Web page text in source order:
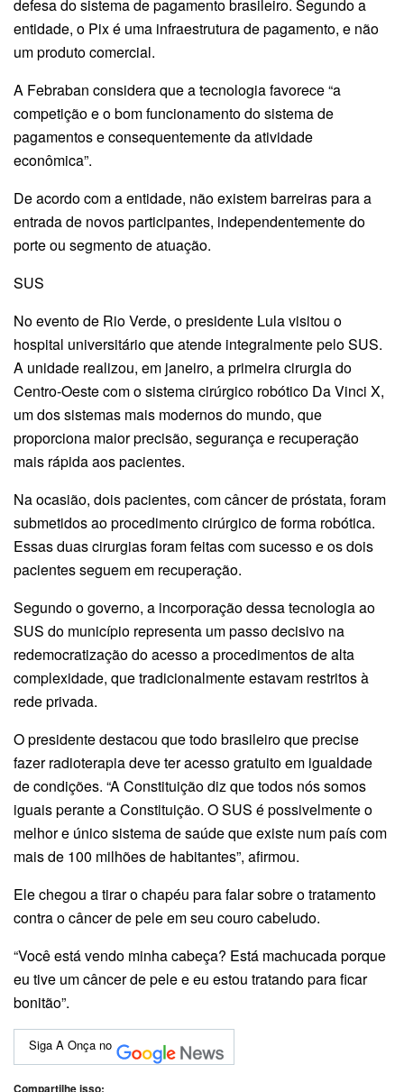
defesa do sistema de pagamento brasileiro. Segundo a
entidade, o Pix é uma infraestrutura de pagamento, e não
um produto comercial.
A Febraban considera que a tecnologia favorece “a
competição e o bom funcionamento do sistema de
pagamentos e consequentemente da atividade
econômica”.
De acordo com a entidade, não existem barreiras para a
entrada de novos participantes, independentemente do
porte ou segmento de atuação.
SUS
No evento de Rio Verde, o presidente Lula visitou o
hospital universitário que atende integralmente pelo SUS.
A unidade realizou, em janeiro, a primeira cirurgia do
Centro-Oeste com o sistema cirúrgico robótico Da Vinci X,
um dos sistemas mais modernos do mundo, que
proporciona maior precisão, segurança e recuperação
mais rápida aos pacientes.
Na ocasião, dois pacientes, com câncer de próstata, foram
submetidos ao procedimento cirúrgico de forma robótica.
Essas duas cirurgias foram feitas com sucesso e os dois
pacientes seguem em recuperação.
Segundo o governo, a incorporação dessa tecnologia ao
SUS do município representa um passo decisivo na
redemocratização do acesso a procedimentos de alta
complexidade, que tradicionalmente estavam restritos à
rede privada.
O presidente destacou que todo brasileiro que precise
fazer radioterapia deve ter acesso gratuito em igualdade
de condições. “A Constituição diz que todos nós somos
iguais perante a Constituição. O SUS é possivelmente o
melhor e único sistema de saúde que existe num país com
mais de 100 milhões de habitantes”, afirmou.
Ele chegou a tirar o chapéu para falar sobre o tratamento
contra o câncer de pele em seu couro cabeludo.
“Você está vendo minha cabeça? Está machucada porque
eu tive um câncer de pele e eu estou tratando para ficar
bonitão”.
Siga A Onça no
Compartilhe isso: